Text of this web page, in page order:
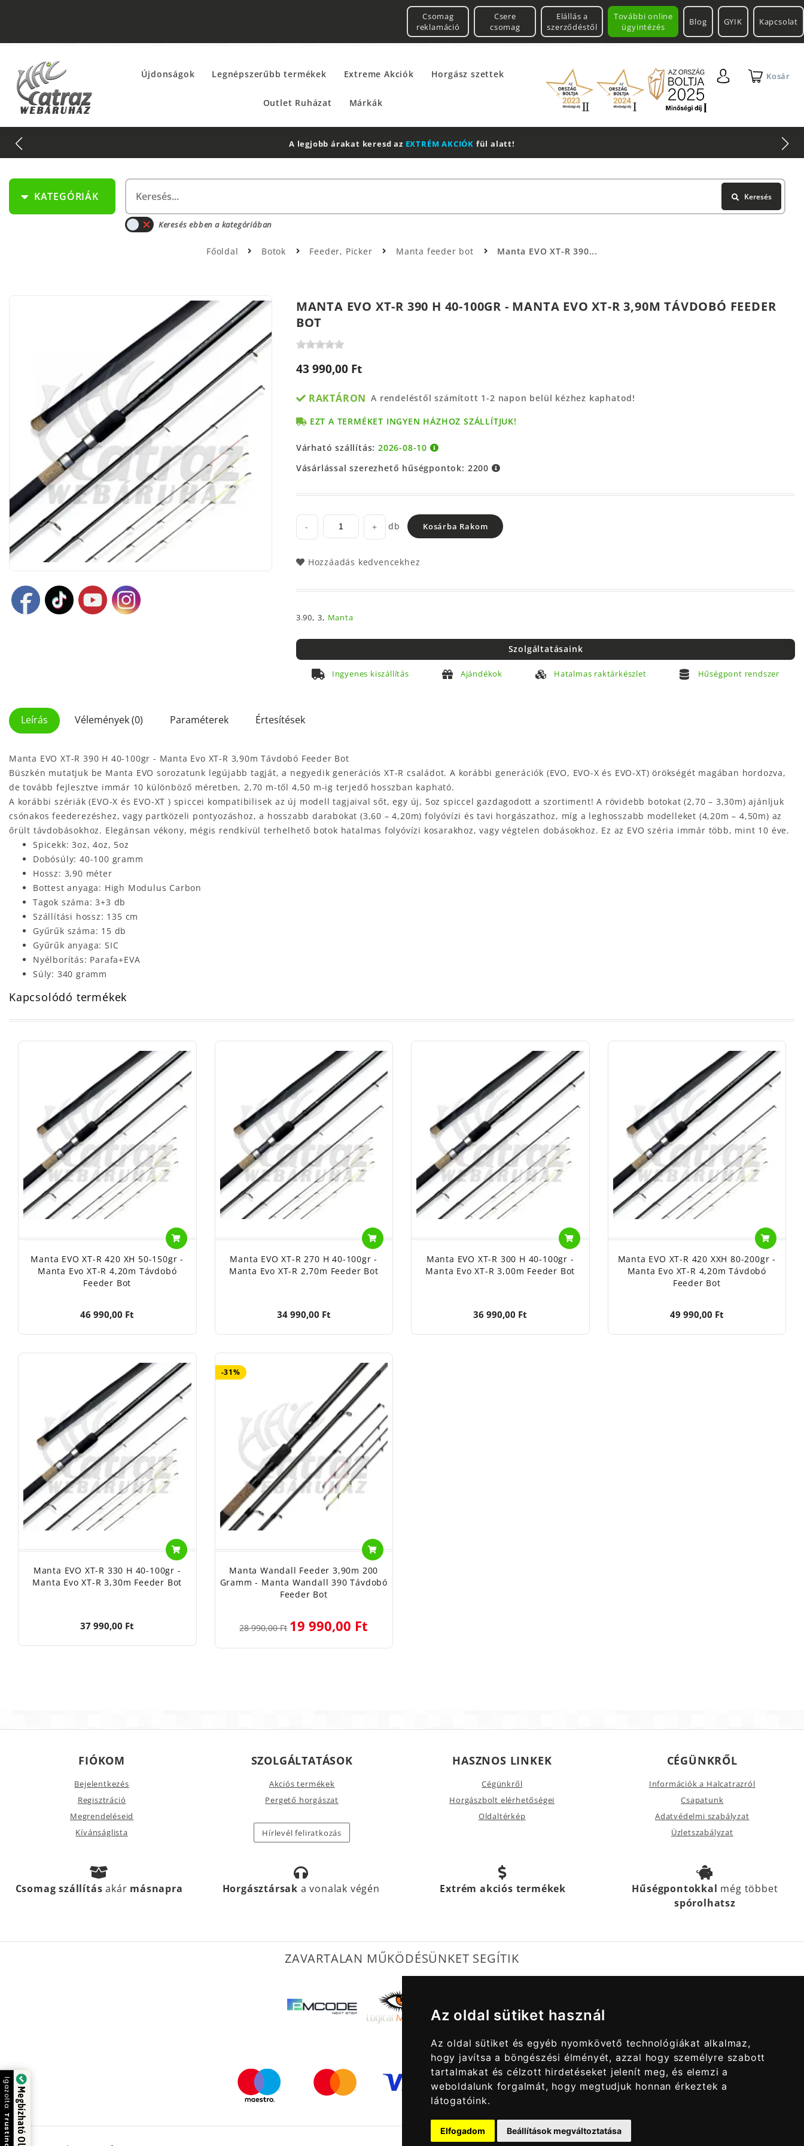
Az oldal sütiket használ
Az oldal sütiket és egyéb nyomkövető technológiákat alkalmaz,
hogy javítsa a böngészési élményét, azzal hogy személyre szabott
tartalmakat és célzott hirdetéseket jelenít meg, és elemzi a
weboldalunk forgalmát, hogy megtudjuk honnan érkeztek a
látogatóink.
Elfogadom Beállítások megváltoztatása
További online
ügyintézés
Csomag
reklamáció
Csere
csomag
Elállás a
szerződéstől
Blog GYIK Kapcsolat
Újdonságok Legnépszerűbb termékek Extreme Akciók Horgász szettek
Outlet Ruházat Márkák
Kosár
A legjobb árakat keresd az EXTRÉM AKCIÓK fül alatt!
KATEGÓRIÁK Keresés
Keresés ebben a kategóriában
Főoldal Botok Feeder, Picker Manta feeder bot Manta EVO XT-R 390...
MANTA EVO XT-R 390 H 40-100GR - MANTA EVO XT-R 3,90M TÁVDOBÓ FEEDER
BOT
43 990,00 Ft
RAKTÁRON A rendeléstől számított 1-2 napon belül kézhez kaphatod!
EZT A TERMÉKET INGYEN HÁZHOZ SZÁLLÍTJUK!
Várható szállítás:2026-08-10
Vásárlással szerezhető hűségpontok: 2200
- + db Kosárba Rakom
Hozzáadás kedvencekhez
3.90, 3, Manta
Szolgáltatásaink
Ingyenes kiszállítás Ajándékok Hatalmas raktárkészlet Hűségpont rendszer
Leírás Vélemények (0) Paraméterek Értesítések
Manta EVO XT-R 390 H 40-100gr - Manta Evo XT-R 3,90m Távdobó Feeder Bot
Büszkén mutatjuk be Manta EVO sorozatunk legújabb tagját, a negyedik generációs XT-R családot. A korábbi generációk (EVO, EVO-X és EVO-XT) örökségét magában hordozva,
de tovább fejlesztve immár 10 különböző méretben, 2,70 m-től 4,50 m-ig terjedő hosszban kapható.
A korábbi szériák (EVO-X és EVO-XT ) spiccei kompatibilisek az új modell tagjaival sőt, egy új, 5oz spiccel gazdagodott a szortiment! A rövidebb botokat (2,70 – 3,30m) ajánljuk
csónakos feederezéshez, vagy partközeli pontyozáshoz, a hosszabb darabokat (3,60 – 4,20m) folyóvízi és tavi horgászathoz, míg a leghosszabb modelleket (4,20m – 4,50m) az
őrült távdobásokhoz. Elegánsan vékony, mégis rendkívül terhelhető botok hatalmas folyóvízi kosarakhoz, vagy végtelen dobásokhoz. Ez az EVO széria immár több, mint 10 éve.
Spicekk: 3oz, 4oz, 5oz
Dobósúly: 40-100 gramm
Hossz: 3,90 méter
Bottest anyaga: High Modulus Carbon
Tagok száma: 3+3 db
Szállítási hossz: 135 cm
Gyűrűk száma: 15 db
Gyűrűk anyaga: SIC
Nyélborítás: Parafa+EVA
Súly: 340 gramm
Kapcsolódó termékek
Manta EVO XT-R 420 XH 50-150gr -
Manta Evo XT-R 4,20m Távdobó
Feeder Bot
46 990,00 Ft
Manta EVO XT-R 270 H 40-100gr -
Manta Evo XT-R 2,70m Feeder Bot
34 990,00 Ft
Manta EVO XT-R 300 H 40-100gr -
Manta Evo XT-R 3,00m Feeder Bot
36 990,00 Ft
Manta EVO XT-R 420 XXH 80-200gr -
Manta Evo XT-R 4,20m Távdobó
Feeder Bot
49 990,00 Ft
Manta EVO XT-R 330 H 40-100gr -
Manta Evo XT-R 3,30m Feeder Bot
37 990,00 Ft
-31%
Manta Wandall Feeder 3,90m 200
Gramm - Manta Wandall 390 Távdobó
Feeder Bot
28 990,00 Ft 19 990,00 Ft
FIÓKOM
Bejelentkezés
Regisztráció
Megrendeléseid
Kívánságlista
SZOLGÁLTATÁSOK
Akciós termékek
Pergető horgászat
Hírlevél feliratkozás
HASZNOS LINKEK
Cégünkről
Horgászbolt elérhetőségei
Oldaltérkép
CÉGÜNKRŐL
Információk a Halcatrazról
Csapatunk
Adatvédelmi szabályzat
Üzletszabályzat
Csomag szállításakár másnapra Horgásztársak a vonalak végén Extrém akciós termékek Hűségpontokkal még többet
spórolhatsz
ZAVARTALAN MŰKÖDÉSÜNKET SEGÍTIK
Megbízható Oldal
Igazolta:
Trustindex